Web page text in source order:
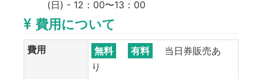
(日) - 12：00〜13：00
費用について
費用 無料 有料
当日券販売あ
り